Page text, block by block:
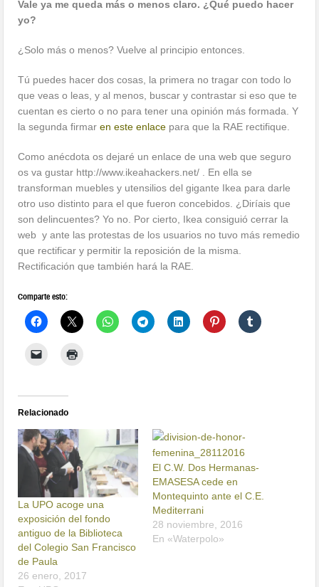
Vale ya me queda más o menos claro. ¿Qué puedo hacer
yo?
¿Solo más o menos? Vuelve al principio entonces.
Tú puedes hacer dos cosas, la primera no tragar con todo lo
que veas o leas, y al menos, buscar y contrastar si eso que te
cuentan es cierto o no para tener una opinión más formada. Y
la segunda firmaren este enlace para que la RAE rectifique.
Como anécdota os dejaré un enlace de una web que seguro
os va gustar http://www.ikeahackers.net/ . En ella se
transforman muebles y utensilios del gigante Ikea para darle
otro uso distinto para el que fueron concebidos. ¿Diríais que
son delincuentes? Yo no. Por cierto, Ikea consiguió cerrar la
web y ante las protestas de los usuarios no tuvo más remedio
que rectificar y permitir la reposición de la misma.
Rectificación que también hará la RAE.
Comparte esto:
Relacionado
La UPO acoge una
exposición del fondo
antiguo de la Biblioteca
del Colegio San Francisco
de Paula
26 enero, 2017
El C.W. Dos Hermanas-
EMASESA cede en
Montequinto ante el C.E.
Mediterrani
28 noviembre, 2016
En «Waterpolo»